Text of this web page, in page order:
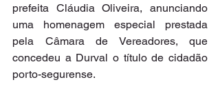
prefeita Cláudia Oliveira, anunciando
uma homenagem especial prestada
pela Câmara de Vereadores, que
concedeu a Durval o título de cidadão
porto-segurense.